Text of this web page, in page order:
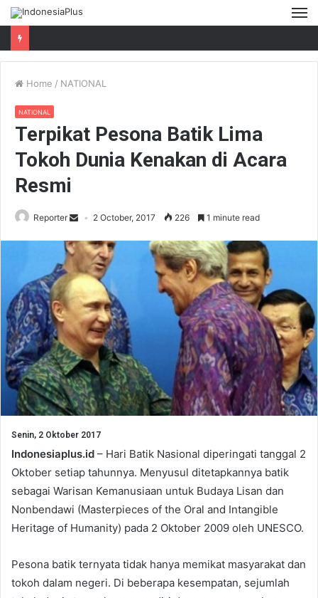
Home / NATIONAL
NATIONAL
Terpikat Pesona Batik Lima
Tokoh Dunia Kenakan di Acara
Resmi
Reporter 2 October, 2017 226 1 minute read
Senin, 2 Oktober 2017
Indonesiaplus.id – Hari Batik Nasional diperingati tanggal 2
Oktober setiap tahunnya. Menyusul ditetapkannya batik
sebagai Warisan Kemanusiaan untuk Budaya Lisan dan
Nonbendawi (Masterpieces of the Oral and Intangible
Heritage of Humanity) pada 2 Oktober 2009 oleh UNESCO.
Pesona batik ternyata tidak hanya memikat masyarakat dan
tokoh dalam negeri. Di beberapa kesempatan, sejumlah